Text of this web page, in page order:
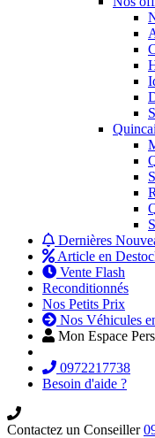
Dernières
Article en
Vente Flash
Reconditionnés
Nos Petits Prix
Nos Véhicules
Mon Espace
0972217738
Besoin d'aide ?
Contactez un Conseiller